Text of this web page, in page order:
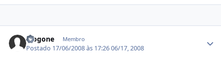
diogone Membro
Postado 17/06/2008 às 17:2606/17, 2008